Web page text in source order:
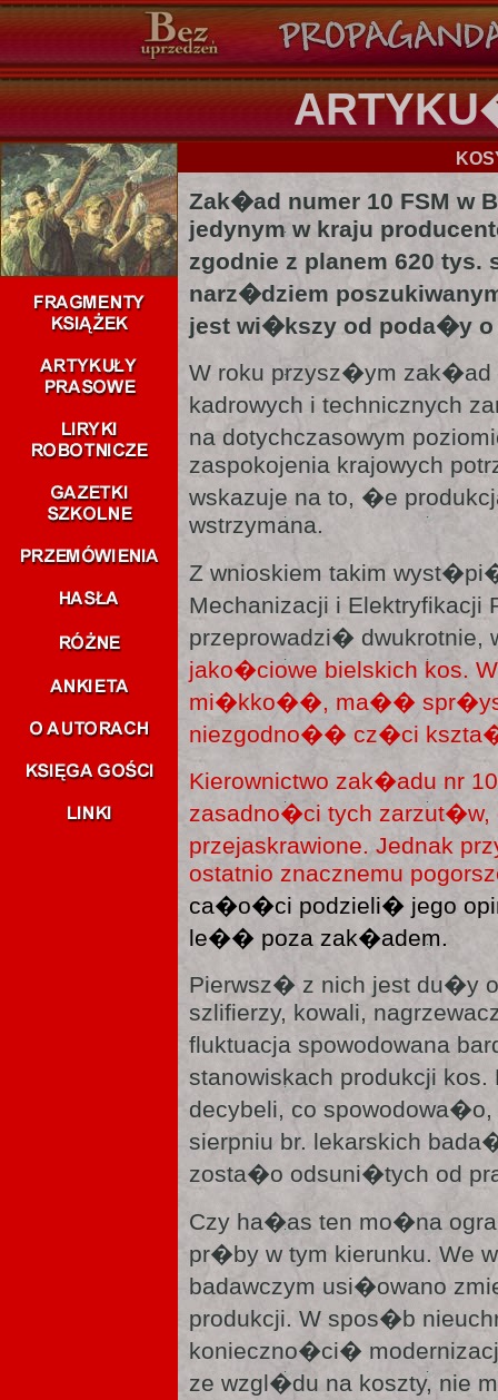
Zak�ad numer 10 FSM w
jedynym w kraju
zgodnie z planem 620
narz�dziem
jest wi�kszy od poda�y
W roku przysz�ym zak�ad
kadrowych i technicznych
na dotychczasowym
zaspokojenia krajowych
wskazuje na to, �e
wstrzymana.
Z wnioskiem takim
Mechanizacji i Elektryfikacji
przeprowadzi�
jako�ciowe bielskich kos.
mi�kko��, ma��
niezgodno�� cz�ci
Kierownictwo zak�adu nr
zasadno�ci tych
przejaskrawione. Jednak
ostatnio znacznemu
ca�o�ci podzieli� jego
le�� poza zak�adem.
Pierwsz� z nich jest du�y
szlifierzy, kowali,
fluktuacja spowodowana
stanowiskach produkcji
decybeli, co
sierpniu br. lekarskich
zosta�o odsuni�tych od
Czy ha�as ten mo�na
pr�by w tym kierunku. We
badawczym usi�owano
produkcji. W spos�b
konieczno�ci�
ze wzgl�du na koszty, nie